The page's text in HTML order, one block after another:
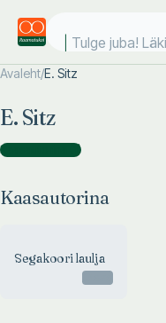
Tulge juba!
Avaleht/E. Sitz
E. Sitz
Kaasautorina )
Kaasautorina
Segakoori laulja